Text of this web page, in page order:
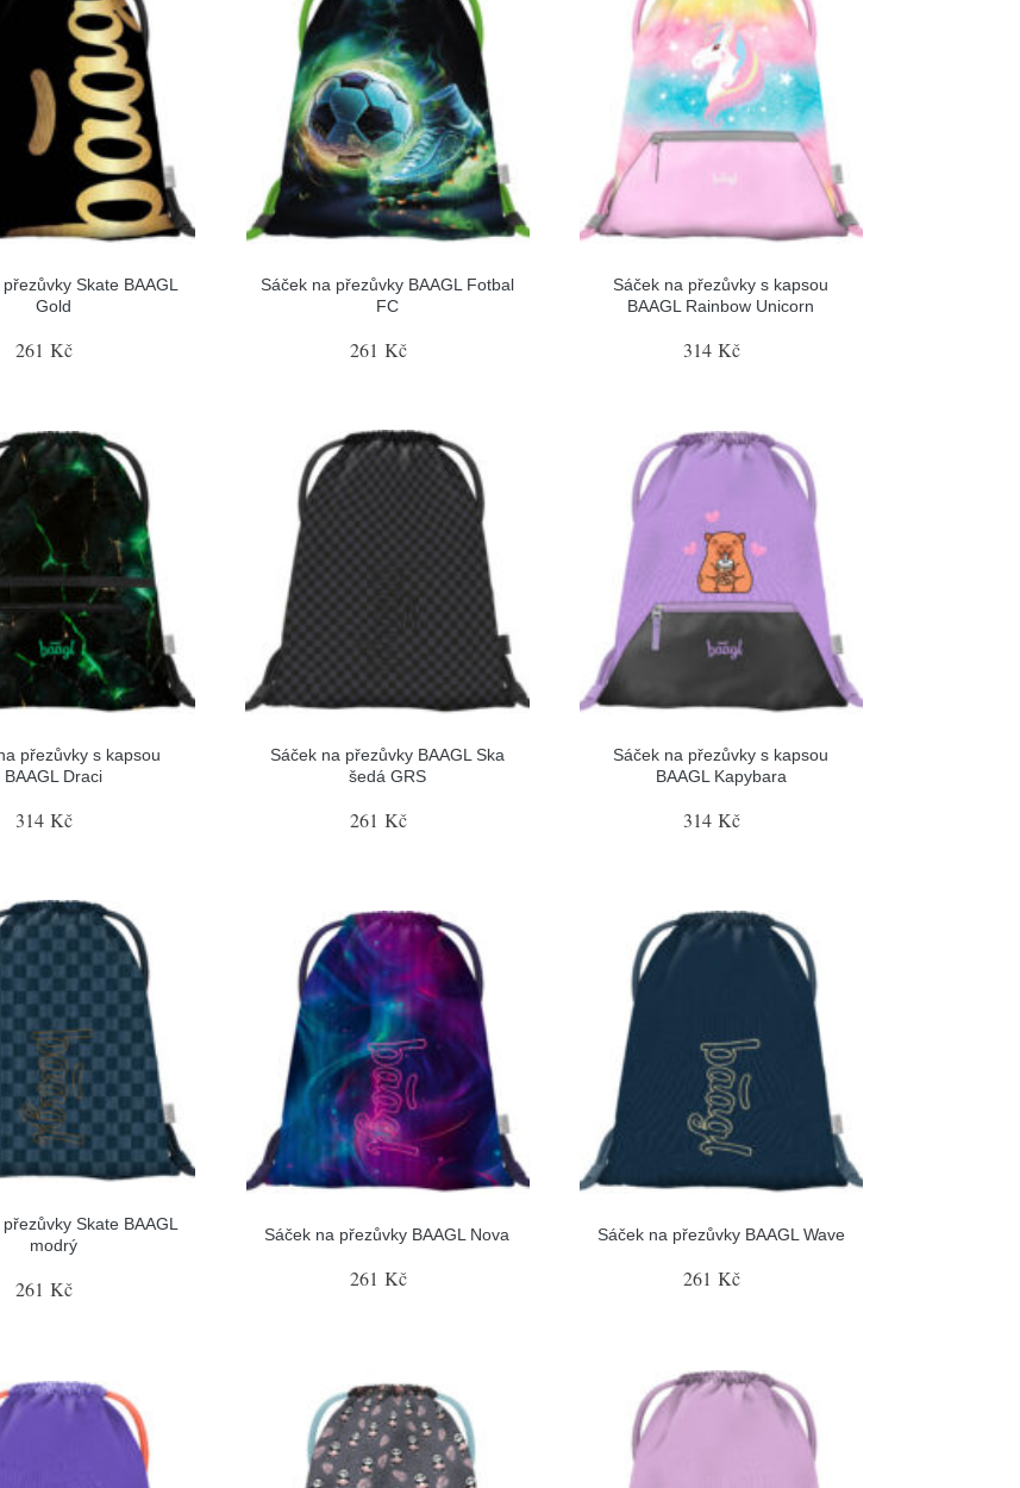
Skate BAAGL
Gold
261 Kč
Sáček na přezůvky BAAGL Fotbal
FC
261 Kč
Sáček na přezůvky s kapsou
BAAGL Rainbow Unicorn
314 Kč
přezůvky s kapsou
BAAGL Draci
314 Kč
Sáček na přezůvky BAAGL Ska
šedá GRS
261 Kč
Sáček na přezůvky s kapsou
BAAGL Kapybara
314 Kč
Skate BAAGL
modrý
261 Kč
Sáček na přezůvky BAAGL Nova
261 Kč
Sáček na přezůvky BAAGL Wave
261 Kč